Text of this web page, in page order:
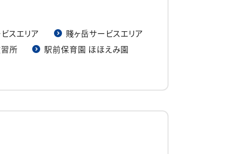
スエリア
賤ヶ岳サービスエリア
所
駅前保育園 ほほえみ園